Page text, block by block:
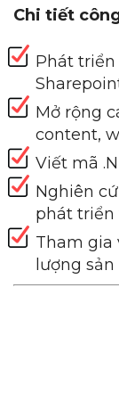
Chi tiết
Phát triển
Mở rộng
content,
Viết mã
Nghiên
phát triển
Tham gia
lượng